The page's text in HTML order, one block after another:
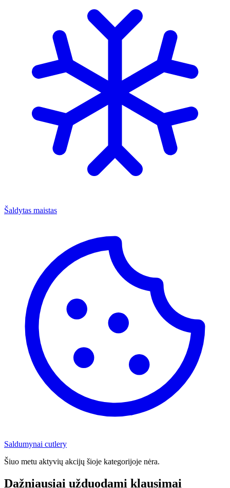
Šaldytas maistas
Saldumynai cutlery
Šiuo metu aktyvių akcijų šioje kategorijoje nėra.
Dažniausiai užduodami klausimai